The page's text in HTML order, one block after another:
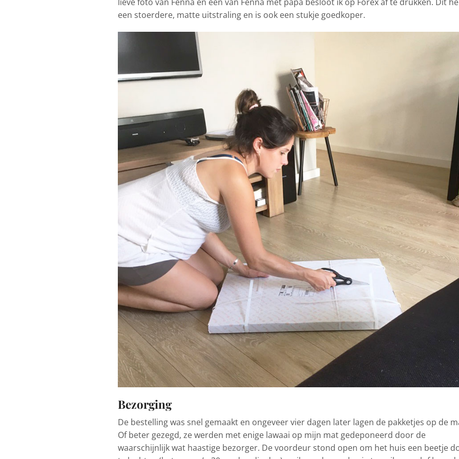
een stoerdere, matte uitstraling en is ook een stukje goedkoper.
Bezorging
De bestelling was snel gemaakt en ongeveer vier dagen later lagen de pakketjes op de
Of beter gezegd, ze werden met enige lawaai op mijn mat gedeponeerd door de
waarschijnlijk wat haastige bezorger. De voordeur stond open om het huis een beetje